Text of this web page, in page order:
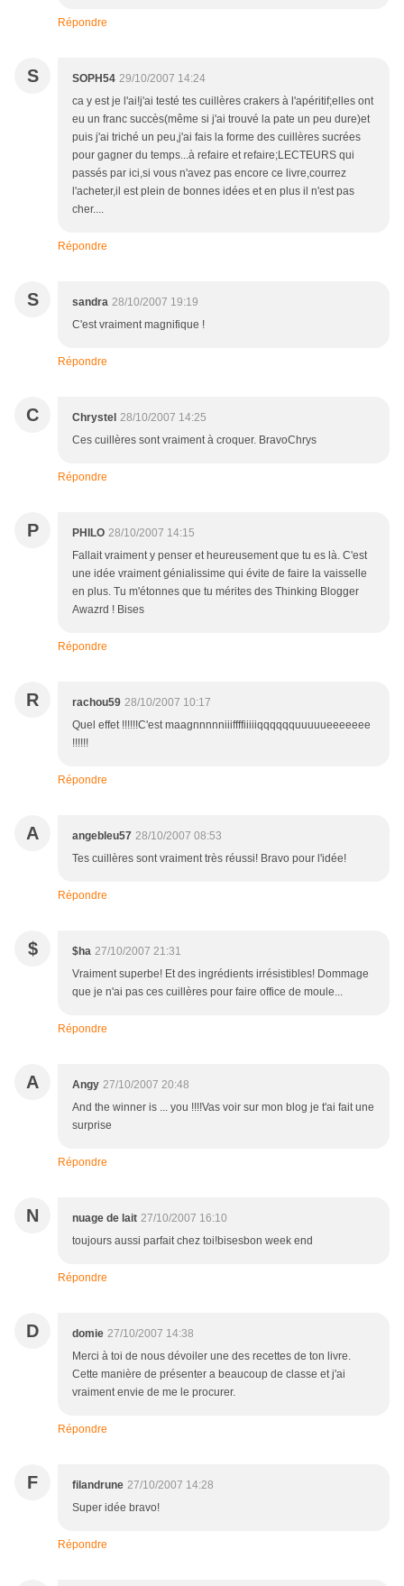
Répondre
S SOPH54 29/10/2007 14:24
ca y est je l'ai!j'ai testé tes cuillères crakers à l'apéritif;elles ont
eu un franc succès(même si j'ai trouvé la pate un peu dure)et
puis j'ai triché un peu,j'ai fais la forme des cuillères sucrées
pour gagner du temps...à refaire et refaire;LECTEURS qui
passés par ici,si vous n'avez pas encore ce livre,courrez
l'acheter,il est plein de bonnes idées et en plus il n'est pas
cher....
Répondre
S sandra 28/10/2007 19:19
C'est vraiment magnifique !
Répondre
C Chrystel 28/10/2007 14:25
Ces cuillères sont vraiment à croquer. BravoChrys
Répondre
P PHILO 28/10/2007 14:15
Fallait vraiment y penser et heureusement que tu es là. C'est
une idée vraiment génialissime qui évite de faire la vaisselle
en plus. Tu m'étonnes que tu mérites des Thinking Blogger
Awazrd ! Bises
Répondre
R rachou59 28/10/2007 10:17
Quel effet !!!!!!C'est maagnnnnniiiffffiiiiiqqqqqquuuuueeeeeee
!!!!!!
Répondre
A angebleu57 28/10/2007 08:53
Tes cuillères sont vraiment très réussi! Bravo pour l'idée!
Répondre
$ $ha 27/10/2007 21:31
Vraiment superbe! Et des ingrédients irrésistibles! Dommage
que je n'ai pas ces cuillères pour faire office de moule...
Répondre
A Angy 27/10/2007 20:48
And the winner is ... you !!!!Vas voir sur mon blog je t'ai fait une
surprise
Répondre
N nuage de lait 27/10/2007 16:10
toujours aussi parfait chez toi!bisesbon week end
Répondre
D domie 27/10/2007 14:38
Merci à toi de nous dévoiler une des recettes de ton livre.
Cette manière de présenter a beaucoup de classe et j'ai
vraiment envie de me le procurer.
Répondre
F filandrune 27/10/2007 14:28
Super idée bravo!
Répondre